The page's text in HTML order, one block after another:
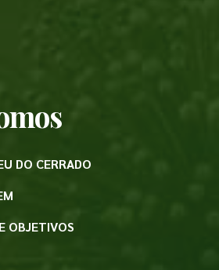
DO CERRADO
OBJETIVOS